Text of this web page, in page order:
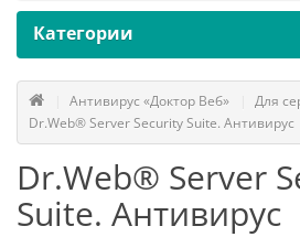
Категории
Антивирус «Доктор Веб» Для
Dr.Web® Server Security Suite. Антивирус
Dr.Web® Server
Suite. Антивирус